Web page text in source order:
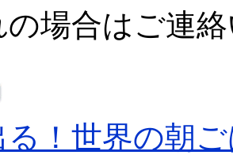
の場合はご連
る！世界の朝